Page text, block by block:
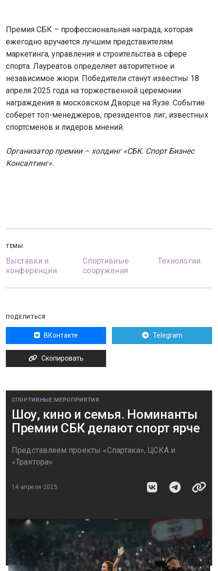
Премия СБК – профессиональная награда, которая
ежегодно вручается лучшим представителям
маркетинга, управления и строительства в сфере
спорта. Лауреатов определяет авторитетное и
независимое жюри. Победители станут известны 18
апреля 2025 года на торжественной церемонии
награждения в московском Дворце на Яузе. Событие
соберет топ-менеджеров, президентов лиг, известных
спортсменов и лидеров мнений.
Организатор премии – холдинг «СБК. Спорт Бизнес
Консалтинг».
ТЕМЫ
Выставки и
конференции
Спортивные
сооружения
Технологии
ПОДЕЛИТЬСЯ
ВКонтакте Telegram
Скопировать
СПОРТИВНЫЕ МЕРОПРИЯТИЯ
Шоу, кино и семья. Номинанты
Премии СБК делают спорт ярче
Представляем проекты «Спартака», ЦСКА и
«Трактора»
14 апреля 2025